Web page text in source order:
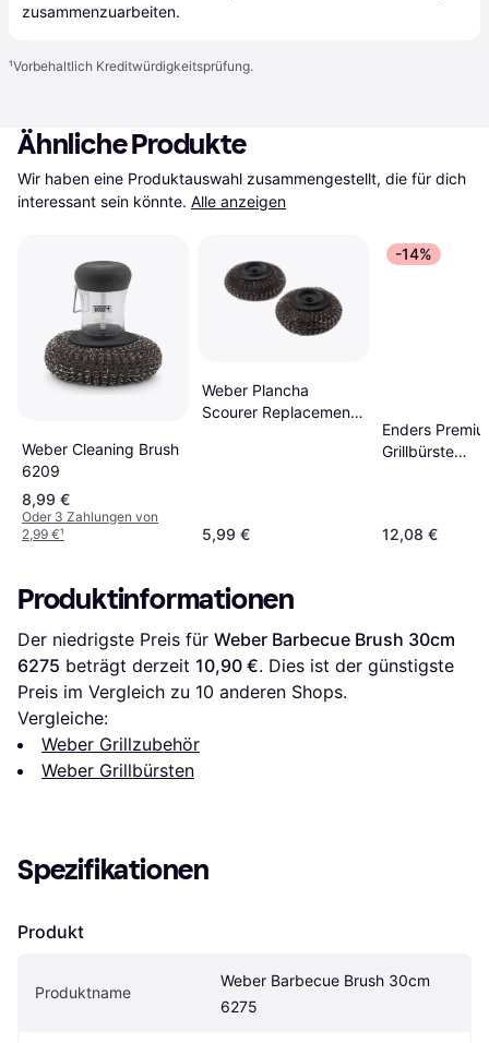
zusammenzuarbeiten.
¹Vorbehaltlich Kreditwürdigkeitsprüfung.
Ähnliche Produkte
Wir haben eine Produktauswahl zusammengestellt, die für dich
interessant sein könnte. Alle anzeigen
Weber Cleaning Brush
6209
8,99 €
Oder 3 Zahlungen von
2,99 €¹
Weber Plancha
Scourer Replacement
5,99 €
-14%
Enders
Grillbürste
12,08 €
Produktinformationen
Der niedrigste Preis für Weber Barbecue Brush 30cm
6275 beträgt derzeit 10,90 €. Dies ist der günstigste
Preis im Vergleich zu 10 anderen Shops.
Vergleiche:
Weber Grillzubehör
Weber Grillbürsten
Spezifikationen
Produkt
Produktname
Weber Barbecue Brush 30cm
6275